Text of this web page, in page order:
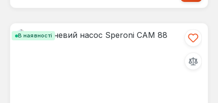
В наявності